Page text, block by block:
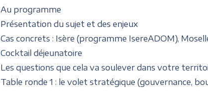
Au programme
Présentation du sujet et des enjeux
Cas concrets : Isère (programme IsereADOM),
Cocktail déjeunatoire
Les questions que cela va soulever dans votre
Table ronde 1 : le volet stratégique (gouvernance,